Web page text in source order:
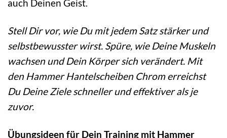
auch Deinen Geist.
Stell Dir vor, wie Du mit jedem Satz stärker und
selbstbewusster wirst. Spüre, wie Deine Muskeln
wachsen und Dein Körper sich verändert. Mit
den Hammer Hantelscheiben Chrom erreichst
Du Deine Ziele schneller und effektiver als je
zuvor.
Übungsideen für Dein Training mit Hammer